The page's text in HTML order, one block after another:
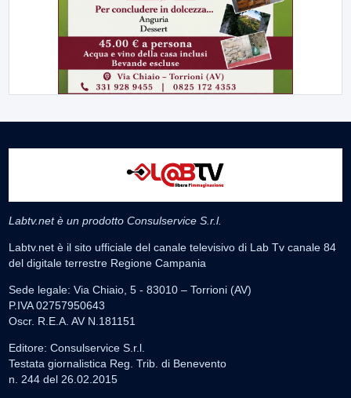
Labtv.net è un prodotto Consulservice S.r.l.
Labtv.net è il sito ufficiale del canale televisivo di Lab Tv canale 84
del digitale terrestre Regione Campania
Sede legale: Via Chiaio, 5 - 83010 – Torrioni (AV)
P.IVA 02757950643
Oscr. R.E.A. AV N.181151
Editore: Consulservice S.r.l.
Testata giornalistica Reg. Trib. di Benevento
n. 244 del 26.02.2015